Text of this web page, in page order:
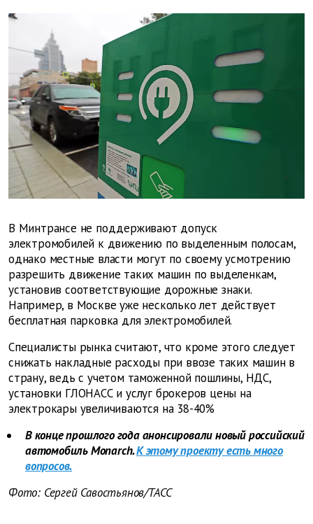
В Минтрансе не поддерживают допуск
электромобилей к движению по выделенным полосам,
однако местные власти могут по своему усмотрению
разрешить движение таких машин по выделенкам,
установив соответствующие дорожные знаки.
Например, в Москве уже несколько лет действует
бесплатная парковка для электромобилей.
Специалисты рынка считают, что кроме этого следует
снижать накладные расходы при ввозе таких машин в
страну, ведь с учетом таможенной пошлины, НДС,
установки ГЛОНАСС и услуг брокеров цены на
электрокары увеличиваются на 38-40%
В конце прошлого года анонсировали новый российский
автомобиль Monarch.К этому проекту есть много
вопросов.
Фото: Сергей Савостьянов/ТАСС